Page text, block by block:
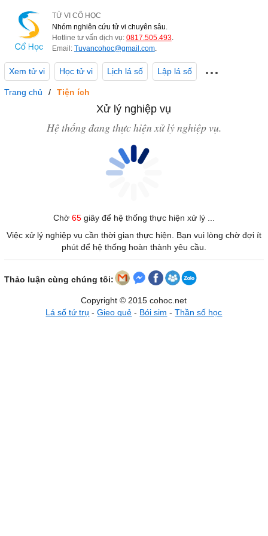
TỬ VI CỔ HỌC
Nhóm nghiên cứu tử vi chuyên sâu.
Hotline tư vấn dịch vụ: 0817.505.493.
Email: Tuvancohoc@gmail.com.
Xem tử vi Học tử vi Lịch lá số Lập lá số
Trang chủ Tiện ích
Xử lý nghiệp vụ
Hệ thống đang thực hiện xử lý nghiệp vụ.
Chờ 65giây để hệ thống thực hiện xử lý ...
Việc xử lý nghiệp vụ cần thời gian thực hiện. Bạn vui lòng chờ đợi ít
phút để hệ thống hoàn thành yêu cầu.
Thảo luận cùng chúng tôi:
Copyright © 2015 cohoc.net
Lá số tứ trụ -Gieo quẻ - Bói sim -Thần số học